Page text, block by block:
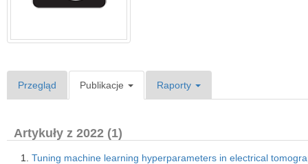
Przegląd Publikacje Raporty
Artykuły z 2022 (1)
1.Tuning machine learning hyperparameters in electrical